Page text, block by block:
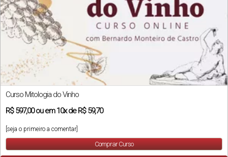
Curso Mitologia do Vinho
R$597,00ou em10xdeR$ 59,70
[seja o primeiro a comentar]
Comprar Curso